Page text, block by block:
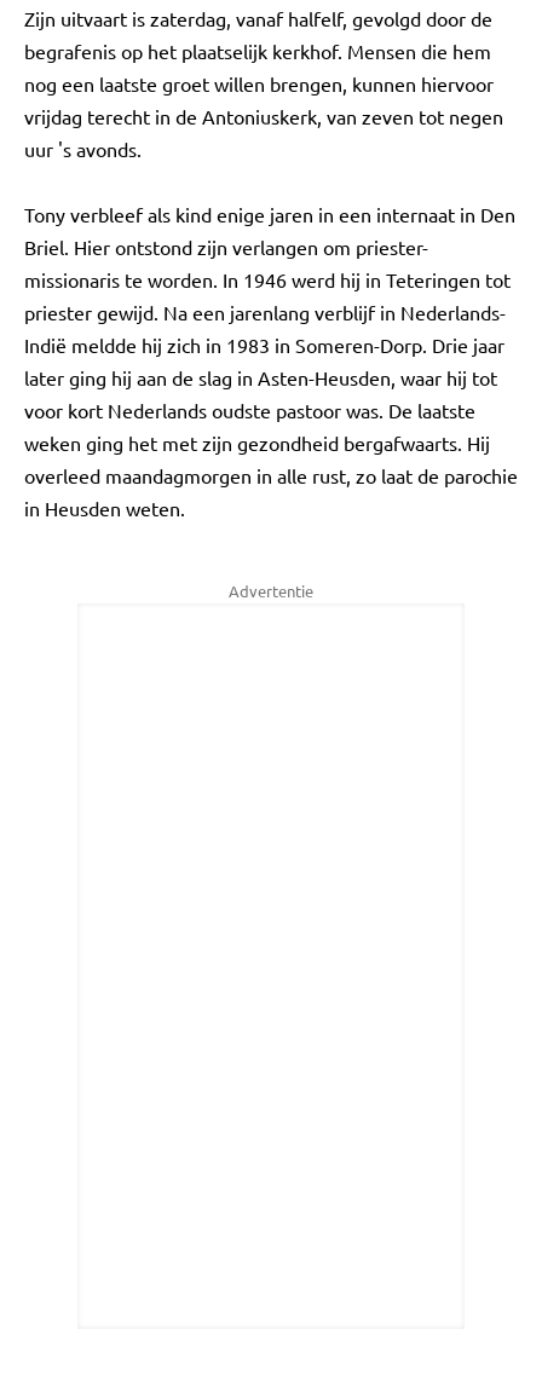
Zijn uitvaart is zaterdag, vanaf halfelf, gevolgd door de
begrafenis op het plaatselijk kerkhof. Mensen die hem
nog een laatste groet willen brengen, kunnen hiervoor
vrijdag terecht in de Antoniuskerk, van zeven tot negen
uur 's avonds.
Tony verbleef als kind enige jaren in een internaat in Den
Briel. Hier ontstond zijn verlangen om priester-
missionaris te worden. In 1946 werd hij in Teteringen tot
priester gewijd. Na een jarenlang verblijf in Nederlands-
Indië meldde hij zich in 1983 in Someren-Dorp. Drie jaar
later ging hij aan de slag in Asten-Heusden, waar hij tot
voor kort Nederlands oudste pastoor was. De laatste
weken ging het met zijn gezondheid bergafwaarts. Hij
overleed maandagmorgen in alle rust, zo laat de parochie
in Heusden weten.
Advertentie